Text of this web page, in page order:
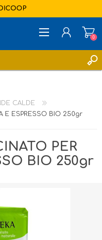
0
CALDE
E ESPRESSO BIO 250gr
PER
BIO 250gr